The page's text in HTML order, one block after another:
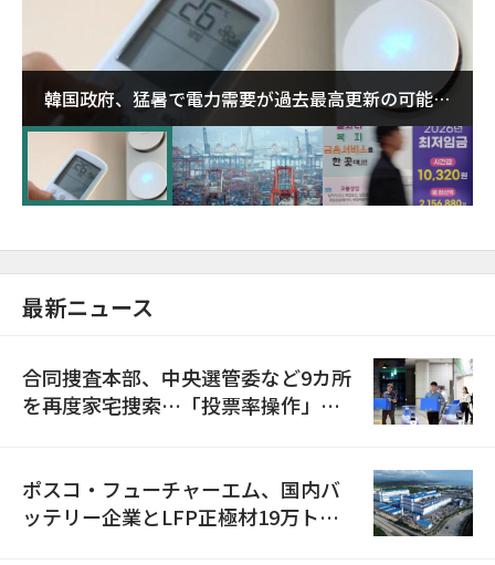
韓国政府、猛暑で電力需要が過去最高更新の可能性
に需給対応体制を点検
最新ニュース
合同捜査本部、中央選管委など9カ所
を再度家宅捜索…「投票率操作」の
ポスコ・フューチャーエム、国内バ
ッテリー企業とLFP正極材19万トン